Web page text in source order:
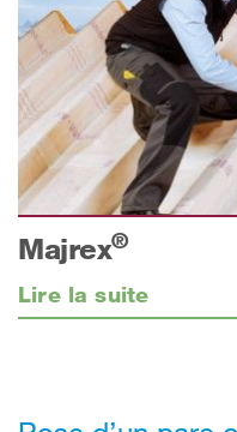
Majrex®
Lire la suite